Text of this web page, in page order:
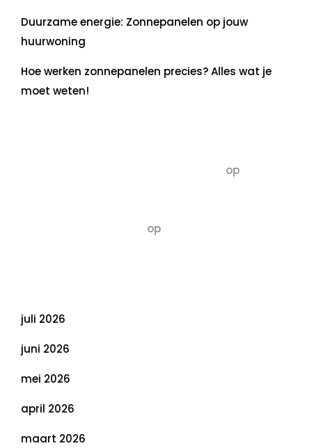
Duurzame energie: Zonnepanelen op jouw
huurwoning
Hoe werken zonnepanelen precies? Alles wat je
moet weten!
op
op
juli 2026
juni 2026
mei 2026
april 2026
maart 2026